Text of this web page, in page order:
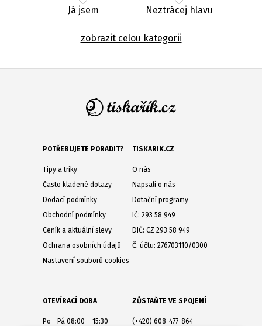
Já jsem Neztrácej hlavu
zobrazit celou kategorii
POTŘEBUJETE PORADIT?
Tipy a triky
Často kladené dotazy
Dodací podmínky
Obchodní podmínky
Ceník a aktuální slevy
Ochrana osobních údajů
Nastavení souborů cookies
TISKARIK.CZ
O nás
Napsali o nás
Dotační programy
IČ: 293 58 949
DIČ: CZ 293 58 949
Č. účtu: 276703110/0300
OTEVÍRACÍ DOBA
Po - Pá 08:00 – 15:30
ZŮSTAŇTE VE SPOJENÍ
(+420) 608-477-864